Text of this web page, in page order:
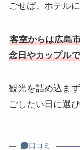
ごせば、ホテル
客室からは広島
念日やカップル
観光を詰め込ま
ごしたい日に選
口コミ